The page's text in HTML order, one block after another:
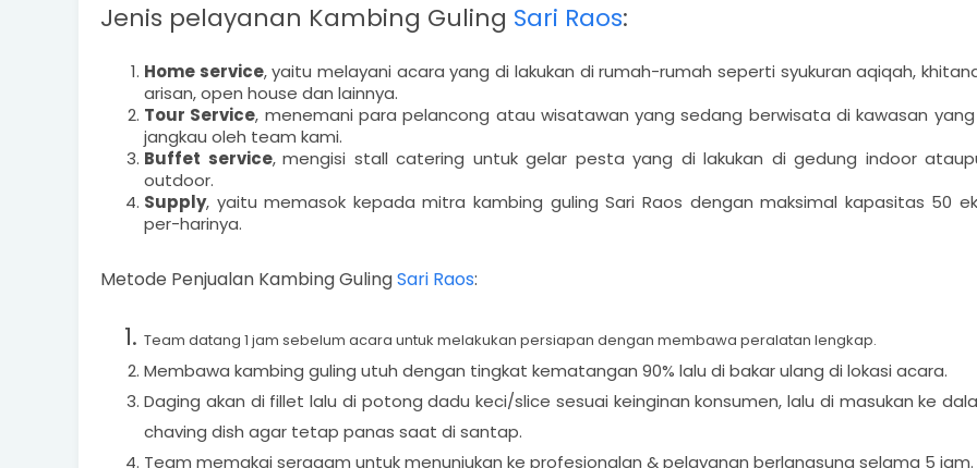
Jenis pelayanan Kambing Guling Sari Raos:
Home service, yaitu melayani acara yang di lakukan di rumah-rumah seperti syukuran aqiqah,
arisan, open house dan lainnya.
Tour Service, menemani para pelancong atau wisatawan yang sedang berwisata di kawasan
jangkau oleh team kami.
Buffet service, mengisi stall catering untuk gelar pesta yang di lakukan di gedung indoor
outdoor.
Supply, yaitu memasok kepada mitra kambing guling Sari Raos dengan maksimal kapasitas 50
per-harinya.
Metode Penjualan Kambing GulingSari Raos:
Team datang 1 jam sebelum acara untuk melakukan persiapan dengan membawa peralatan lengkap.
Membawa kambing guling utuh dengan tingkat kematangan 90% lalu di bakar ulang di lokasi acara.
Daging akan di fillet lalu di potong dadu keci/slice sesuai keinginan konsumen, lalu di masukan ke
chaving dish agar tetap panas saat di santap.
Team memakai seragam untuk menunjukan ke profesionalan & pelayanan berlangsung selama 5 jam.